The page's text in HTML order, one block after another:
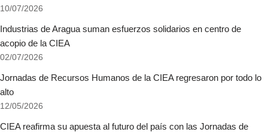
10/07/2026
Industrias de Aragua suman esfuerzos solidarios en centro de
acopio de la CIEA
02/07/2026
Jornadas de Recursos Humanos de la CIEA regresaron por todo lo
alto
12/05/2026
CIEA reafirma su apuesta al futuro del país con las Jornadas de